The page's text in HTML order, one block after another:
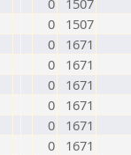
0
1507
0
1507
0
1671
0
1671
0
1671
0
1671
0
1671
0
1671